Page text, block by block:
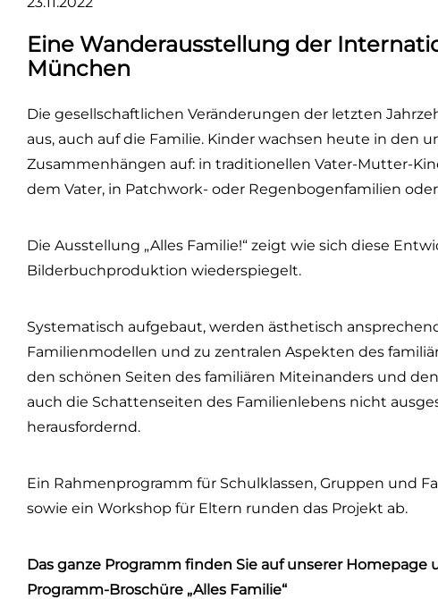
Eine Wanderausstellung der
München
Die gesellschaftlichen Veränderungen der letzten
aus, auch auf die Familie. Kinder wachsen heute in den
Zusammenhängen auf: in traditionellen Vater-Mutter-
dem Vater, in Patchwork- oder Regenbogenfamilien
Die Ausstellung „Alles Familie!“ zeigt wie sich diese
Bilderbuchproduktion wiederspiegelt.
Systematisch aufgebaut, werden ästhetisch
Familienmodellen und zu zentralen Aspekten des
den schönen Seiten des familiären Miteinanders und
auch die Schattenseiten des Familienlebens nicht
herausfordernd.
Ein Rahmenprogramm für Schulklassen, Gruppen und
sowie ein Workshop für Eltern runden das Projekt ab.
Das ganze Programm finden Sie auf unserer Homepage
Programm-Broschüre „Alles Familie“